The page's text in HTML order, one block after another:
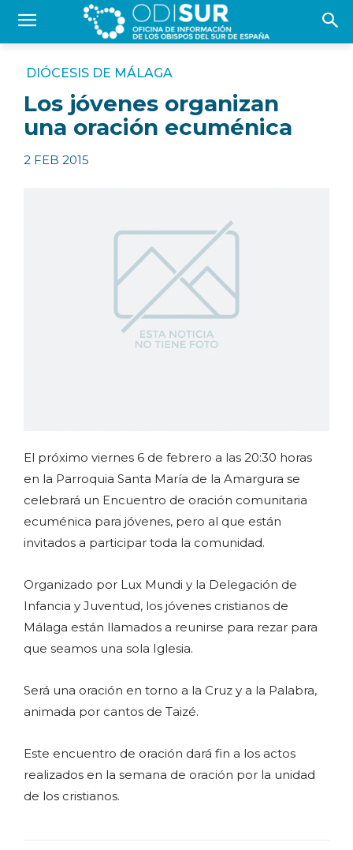
DIÓCESIS DE MÁLAGA
Los jóvenes organizan
una oración ecuménica
2 FEB 2015
El próximo viernes 6 de febrero a las 20:30 horas
en la Parroquia Santa María de la Amargura se
celebrará un Encuentro de oración comunitaria
ecuménica para jóvenes, pero al que están
invitados a participar toda la comunidad.
Organizado por Lux Mundi y la Delegación de
Infancia y Juventud, los jóvenes cristianos de
Málaga están llamados a reunirse para rezar para
que seamos una sola Iglesia.
Será una oración en torno a la Cruz y a la Palabra,
animada por cantos de Taizé.
Este encuentro de oración dará fin a los actos
realizados en la semana de oración por la unidad
de los cristianos.